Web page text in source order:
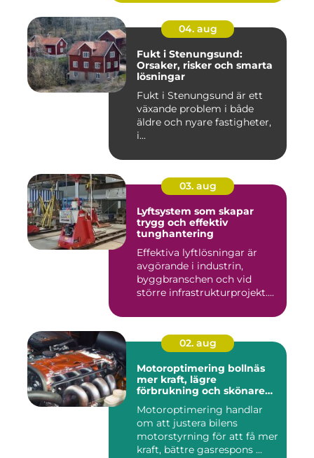
04. aug
Fukt i Stenungsund:
Orsaker, risker och smarta
lösningar
Fukt i Stenungsund är ett
växande problem i både
äldre och nyare fastigheter,
i...
03. aug
Lyftsystem som skapar
trygg och effektiv
tunghantering
Effektiva lyftlösningar är
avgörande i industrin,
byggbranschen och vid
större infrastrukturprojekt....
02. aug
Motoroptimering bollnäs
mer kraft, lägre
förbrukning och skönare
Motoroptimering handlar
om att justera bilens
motorstyrning för att få mer
kraft, bättre gasrespons ...